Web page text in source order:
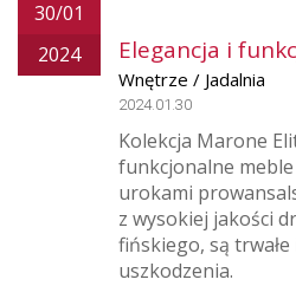
30/01
2024
Elegancja i
Wnętrze / Jadalnia
2024.01.30
Kolekcja Marone
funkcjonalne
urokami
z wysokiej jakości
fińskiego, są
uszkodzenia.